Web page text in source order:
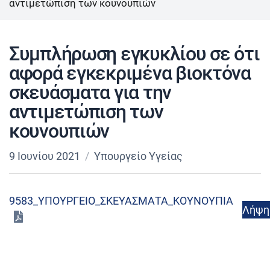
αντιμετώπιση των κουνουπιών
Συμπλήρωση εγκυκλίου σε ότι
αφορά εγκεκριμένα βιοκτόνα
σκευάσματα για την
αντιμετώπιση των
κουνουπιών
9 Ιουνίου 2021 Υπουργείο Υγείας
9583_ΥΠΟΥΡΓΕΙΟ_ΣΚΕΥΑΣΜΑΤΑ_ΚΟΥΝΟΥΠΙΑ
Λήψη